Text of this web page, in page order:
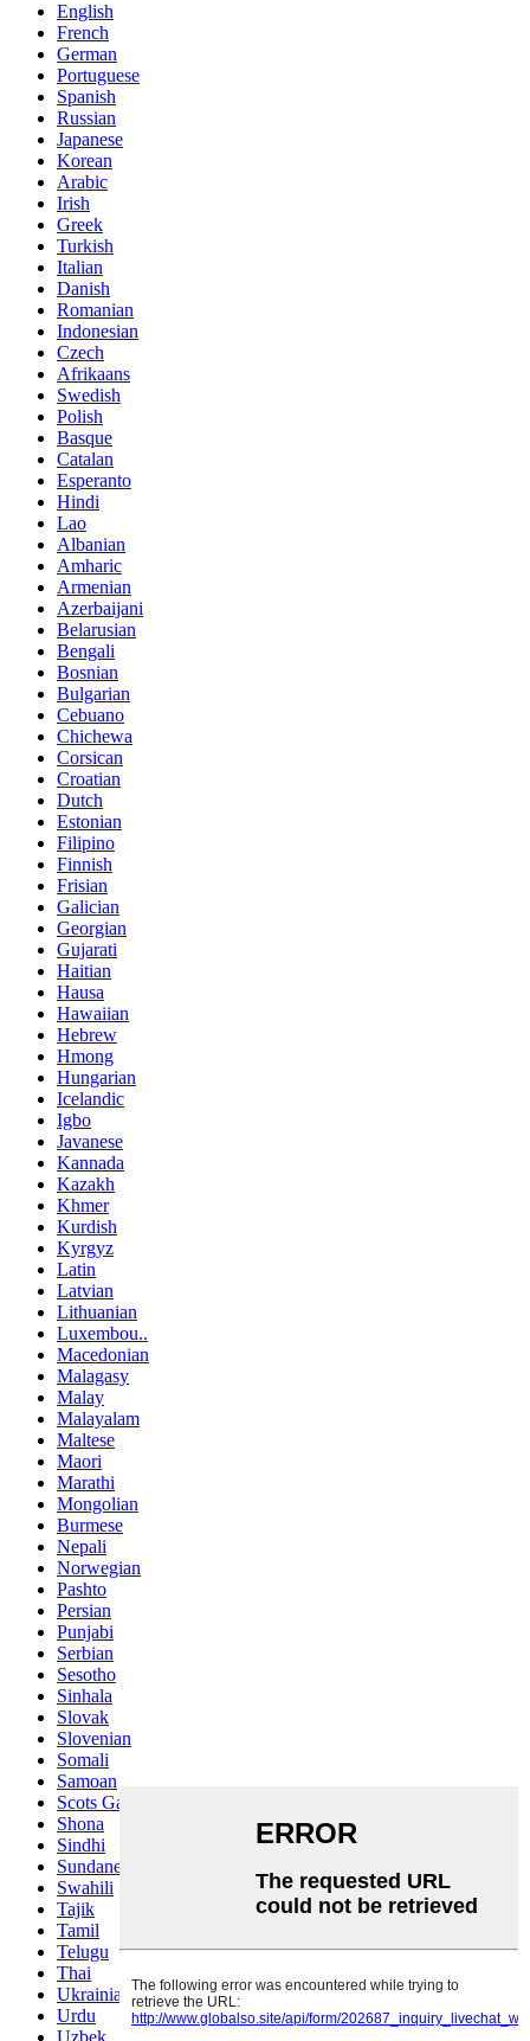
English
French
German
Portuguese
Spanish
Russian
Japanese
Korean
Arabic
Irish
Greek
Turkish
Italian
Danish
Romanian
Indonesian
Czech
Afrikaans
Swedish
Polish
Basque
Catalan
Esperanto
Hindi
Lao
Albanian
Amharic
Armenian
Azerbaijani
Belarusian
Bengali
Bosnian
Bulgarian
Cebuano
Chichewa
Corsican
Croatian
Dutch
Estonian
Filipino
Finnish
Frisian
Galician
Georgian
Gujarati
Haitian
Hausa
Hawaiian
Hebrew
Hmong
Hungarian
Icelandic
Igbo
Javanese
Kannada
Kazakh
Khmer
Kurdish
Kyrgyz
Latin
Latvian
Lithuanian
Luxembou..
Macedonian
Malagasy
Malay
Malayalam
Maltese
Maori
Marathi
Mongolian
Burmese
Nepali
Norwegian
Pashto
Persian
Punjabi
Serbian
Sesotho
Sinhala
Slovak
Slovenian
Somali
Samoan
Scots Gaelic
Shona
Sindhi
Sundanese
Swahili
Tajik
Tamil
Telugu
Thai
Ukrainian
Urdu